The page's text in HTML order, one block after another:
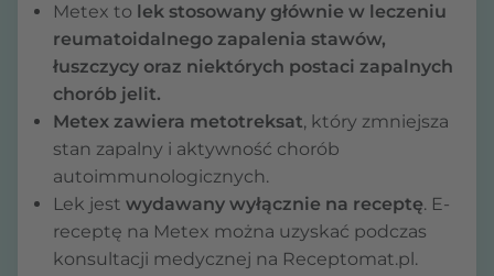
Metex to lek stosowany głównie w leczeniu
reumatoidalnego zapalenia stawów,
łuszczycy oraz niektórych postaci zapalnych
chorób jelit.
Metex zawiera metotreksat, który zmniejsza
stan zapalny i aktywność chorób
autoimmunologicznych.
Lek jest wydawany wyłącznie na receptę. E-
receptę na Metex można uzyskać podczas
konsultacji medycznej na Receptomat.pl.